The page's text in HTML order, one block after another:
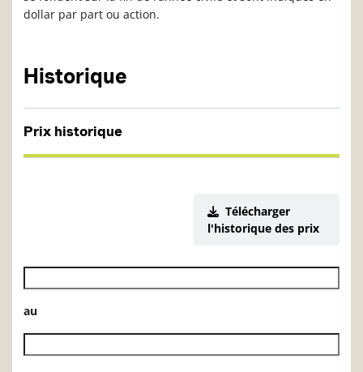
dollar par part ou action.
Historique
Prix historique
Télécharger
l'historique des prix
Date de début de l’historique des VL
au
Date de fin de l’historique des VL